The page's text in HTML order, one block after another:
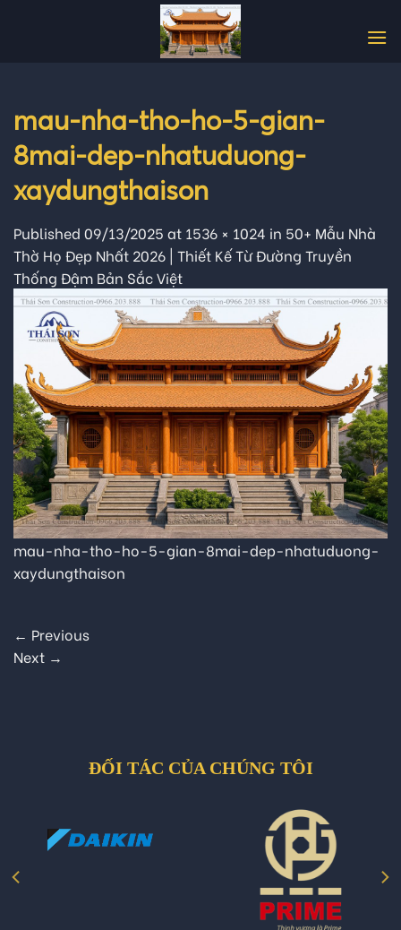
mau-nha-tho-ho-5-gian-
8mai-dep-nhatuduong-
xaydungthaison
Published 09/13/2025 at 1536 × 1024 in 50+ Mẫu Nhà
Thờ Họ Đẹp Nhất 2026 | Thiết Kế Từ Đường Truyền
Thống Đậm Bản Sắc Việt
mau-nha-tho-ho-5-gian-8mai-dep-nhatuduong-
xaydungthaison
← Previous
Next →
ĐỐI TÁC CỦA CHÚNG TÔI